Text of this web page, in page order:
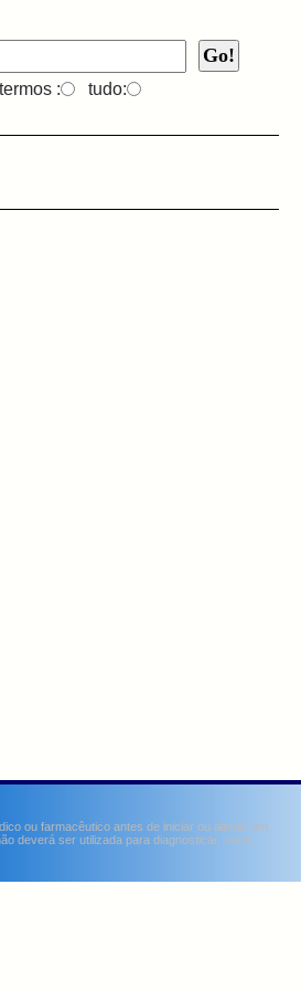
: tudo:
ou farmacêutico antes de iniciar ou alterar um
deverá ser utilizada para diagnosticar, curar,